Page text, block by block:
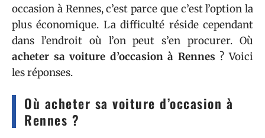
occasion à Rennes, c’est parce que c’est l’option la
plus économique. La difficulté réside cependant
dans l’endroit où l’on peut s’en procurer. Où
acheter sa voiture d’occasion à Rennes ? Voici
les réponses.
Où acheter sa voiture d’occasion à
Rennes ?